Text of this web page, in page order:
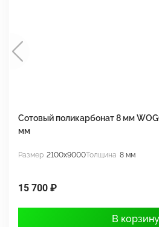
Сотовый поликарбонат 8 мм
мм
Размер 2100x9000Толщина 8 мм
15 700 ₽
В корзину